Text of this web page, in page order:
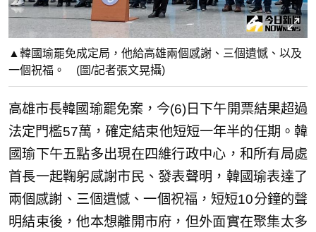
▲韓國瑜罷免成定局，他給高雄兩個感謝、三個遺憾、以及
一個祝福。 (圖/記者張文晃攝)
高雄市長韓國瑜罷免案，今(6)日下午開票結果超過
法定門檻57萬，確定結束他短短一年半的任期。韓
國瑜下午五點多出現在四維行政中心，和所有局處
首長一起鞠躬感謝市民、發表聲明，韓國瑜表達了
兩個感謝、三個遺憾、一個祝福，短短10分鐘的聲
明結束後，他本想離開市府，但外面實在聚集太多